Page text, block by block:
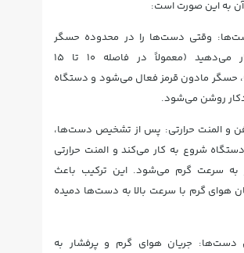
آن به این صورت است:
وقتی دست‌ها را در محدوده حسگر
دستگاه قرار می‌دهید (معمولاً در فاصله ۱۰ تا ۱۵
حسگر مادون قرمز فعال می‌شود و دستگاه
روشن می‌شود.
و المنت حرارتی: پس از تشخیص دست‌ها،
شروع به کار می‌کند و المنت حرارتی
به سرعت گرم می‌شود. این ترکیب باعث
هوای گرم با سرعت بالا به دست‌ها دمیده
جریان هوای گرم و پرفشار به